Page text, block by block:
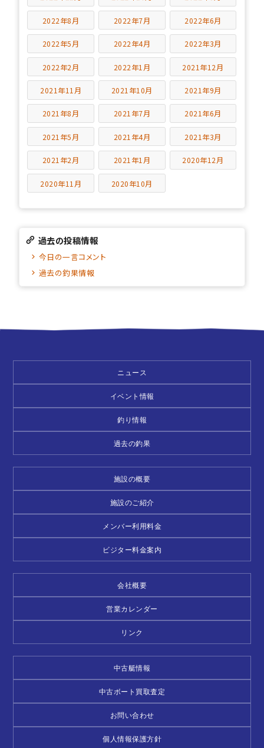
2022年8月 2022年7月 2022年6月
2022年5月 2022年4月 2022年3月
2022年2月 2022年1月 2021年12月
2021年11月 2021年10月 2021年9月
2021年8月 2021年7月 2021年6月
2021年5月 2021年4月 2021年3月
2021年2月 2021年1月 2020年12月
2020年11月 2020年10月
過去の投稿情報
今日の一言コメント
過去の釣果情報
ニュース
イベント情報
釣り情報
過去の釣果
施設の概要
施設のご紹介
メンバー利用料金
ビジター料金案内
会社概要
営業カレンダー
リンク
中古艇情報
中古ボート買取査定
お問い合わせ
個人情報保護方針